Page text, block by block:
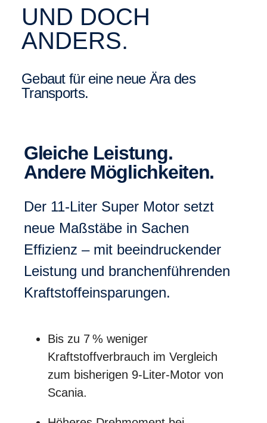
UND DOCH
ANDERS.
Gebaut für eine neue Ära des
Transports.
Gleiche Leistung.
Andere Möglichkeiten.
Der 11-Liter Super Motor setzt
neue Maßstäbe in Sachen
Effizienz – mit beeindruckender
Leistung und branchenführenden
Kraftstoffeinsparungen.
Bis zu 7 % weniger
Kraftstoffverbrauch im Vergleich
zum bisherigen 9-Liter-Motor von
Scania.